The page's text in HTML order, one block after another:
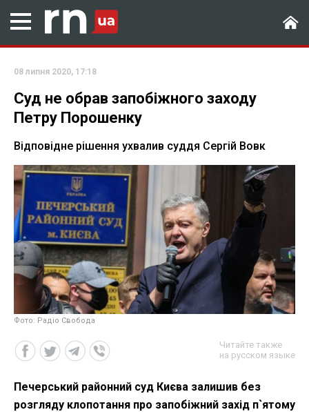
08 липня 2020, 17:18
Суд не обрав запобіжного заходу
Петру Порошенку
Відповідне рішення ухвалив суддя Сергій Вовк
Фото: Радіо Свобода
Читайте также
на русском языке
Печерський районний суд Києва залишив без
розгляду клопотання про запобіжний захід п`ятому